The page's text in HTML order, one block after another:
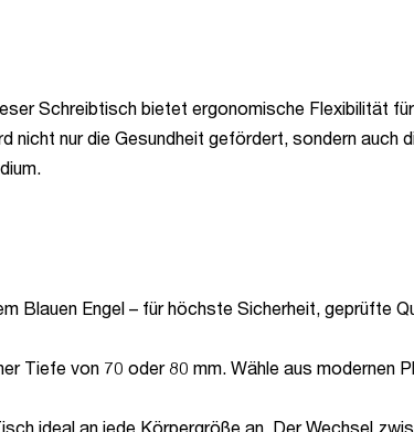
Schreibtisch bietet ergonomische Flexibilität
nicht nur die Gesundheit gefördert, sondern auch
Blauen Engel – für höchste Sicherheit, geprüfte
Tiefe von 70 oder 80 mm. Wähle aus modernen
ideal an jede Körpergröße an. Der Wechsel